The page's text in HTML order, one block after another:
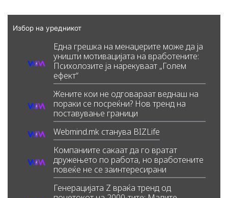
Избор на уредникот
Една грешка на менаџерите може да ја
уништи мотивацијата на вработените:
Психолозите ја нарекуваат „Голем
ефект“
Жените кои не одговараат веднаш на
пораки се посреќни? Нов тренд на
поставување граници
Webmind.mk станува BIZLife
Компаниите сакаат да го вратат
дружењето по работа, но вработените
повеќе не се заинтересирани
Генерацијата Z враќа тренд од